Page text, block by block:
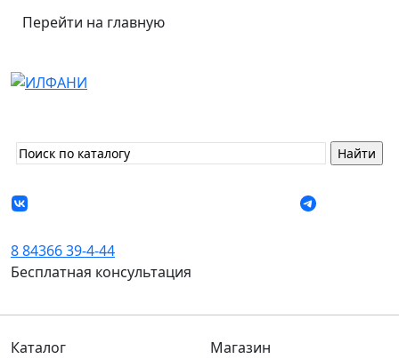
Перейти на главную
8 84366 39-4-44
Бесплатная консультация
Каталог Магазин